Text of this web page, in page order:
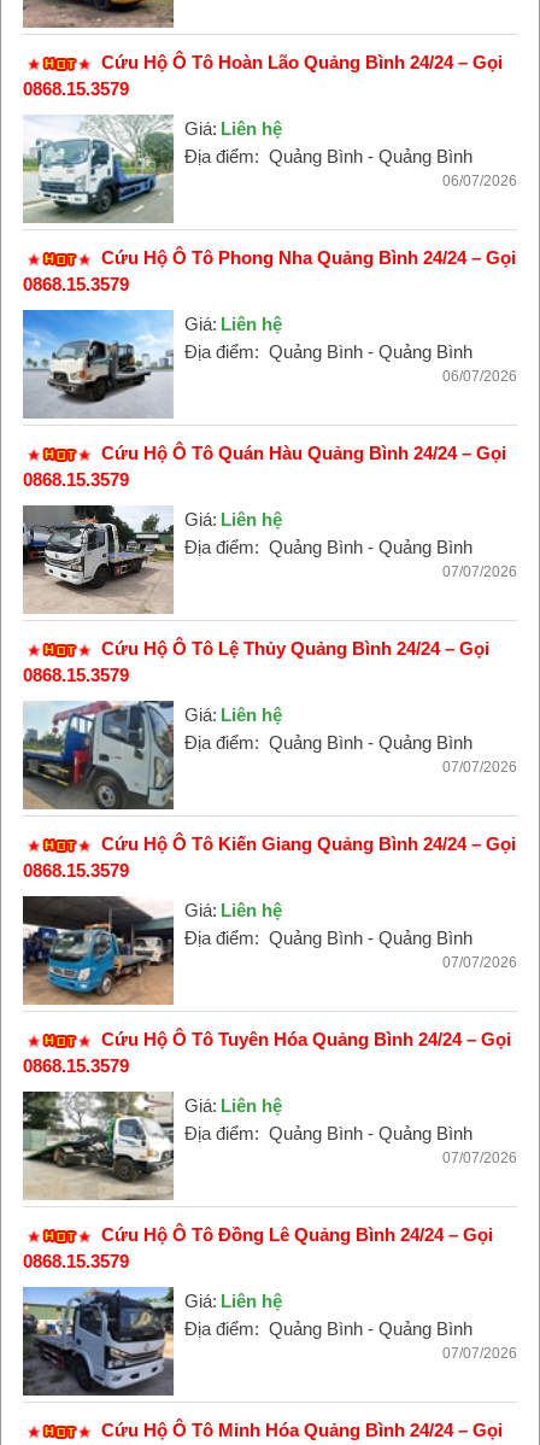
Cứu Hộ Ô Tô Hoàn Lão Quảng Bình 24/24 – Gọi
0868.15.3579
Giá: Liên hệ
Địa điểm: Quảng Bình - Quảng Bình
06/07/2026
Cứu Hộ Ô Tô Phong Nha Quảng Bình 24/24 – Gọi
0868.15.3579
Giá: Liên hệ
Địa điểm: Quảng Bình - Quảng Bình
06/07/2026
Cứu Hộ Ô Tô Quán Hàu Quảng Bình 24/24 – Gọi
0868.15.3579
Giá: Liên hệ
Địa điểm: Quảng Bình - Quảng Bình
07/07/2026
Cứu Hộ Ô Tô Lệ Thủy Quảng Bình 24/24 – Gọi
0868.15.3579
Giá: Liên hệ
Địa điểm: Quảng Bình - Quảng Bình
07/07/2026
Cứu Hộ Ô Tô Kiến Giang Quảng Bình 24/24 – Gọi
0868.15.3579
Giá: Liên hệ
Địa điểm: Quảng Bình - Quảng Bình
07/07/2026
Cứu Hộ Ô Tô Tuyên Hóa Quảng Bình 24/24 – Gọi
0868.15.3579
Giá: Liên hệ
Địa điểm: Quảng Bình - Quảng Bình
07/07/2026
Cứu Hộ Ô Tô Đồng Lê Quảng Bình 24/24 – Gọi
0868.15.3579
Giá: Liên hệ
Địa điểm: Quảng Bình - Quảng Bình
07/07/2026
Cứu Hộ Ô Tô Minh Hóa Quảng Bình 24/24 – Gọi